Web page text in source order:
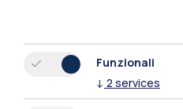
Funzionali
↓ 2 services